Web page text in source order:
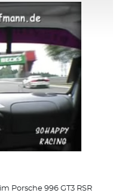
Porsche 996 GT3 RSR